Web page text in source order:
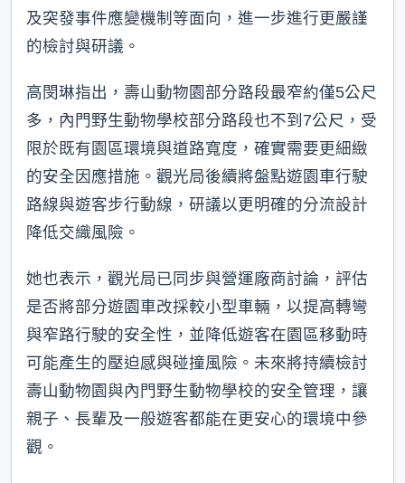
及突發事件應變機制等面向，進一步進行更嚴謹
的檢討與研議。
高閔琳指出，壽山動物園部分路段最窄約僅5公尺
多，內門野生動物學校部分路段也不到7公尺，受
限於既有園區環境與道路寬度，確實需要更細緻
的安全因應措施。觀光局後續將盤點遊園車行駛
路線與遊客步行動線，研議以更明確的分流設計
降低交織風險。
她也表示，觀光局已同步與營運廠商討論，評估
是否將部分遊園車改採較小型車輛，以提高轉彎
與窄路行駛的安全性，並降低遊客在園區移動時
可能產生的壓迫感與碰撞風險。未來將持續檢討
壽山動物園與內門野生動物學校的安全管理，讓
親子、長輩及一般遊客都能在更安心的環境中參
觀。